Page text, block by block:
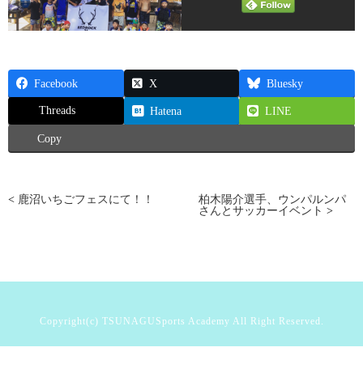
CONTACT
080-4730-0627
Facebook X Bluesky
Threads Hatena LINE
Copy
< 鹿沼いちごフェスにて！！
柏木陽介選手、ウンパルンパ
さんとサッカーイベント >
Copyright(c) TSUNAGUSports Academy All Right Reserved.